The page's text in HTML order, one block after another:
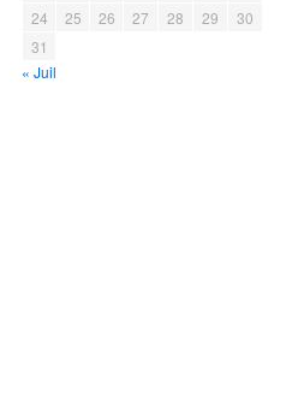
24
25 26 27 28 29
30
31
« Juil